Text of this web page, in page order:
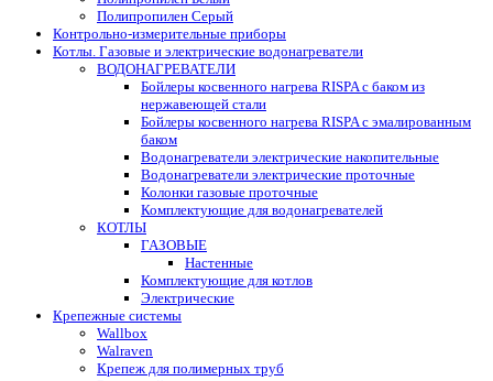
Полипропилен Серый
Контрольно-измерительные приборы
Котлы. Газовые и электрические водонагреватели
ВОДОНАГРЕВАТЕЛИ
Бойлеры косвенного нагрева RISPA с баком из
нержавеющей стали
Бойлеры косвенного нагрева RISPA с эмалированным
баком
Водонагреватели электрические накопительные
Водонагреватели электрические проточные
Колонки газовые проточные
Комплектующие для водонагревателей
КОТЛЫ
ГАЗОВЫЕ
Настенные
Комплектующие для котлов
Электрические
Крепежные системы
Wallbox
Walraven
Крепеж для полимерных труб